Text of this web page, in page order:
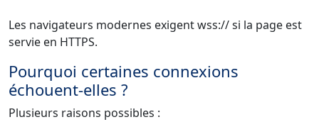
Les navigateurs modernes exigent wss:// si la page est
servie en HTTPS.
Pourquoi certaines connexions
échouent-elles ?
Plusieurs raisons possibles :